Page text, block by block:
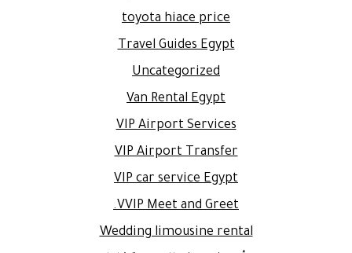
toyota hiace price
Travel Guides Egypt
Uncategorized
Van Rental Egypt
VIP Airport Services
VIP Airport Transfer
VIP car service Egypt
VVIP Meet and Greet.
Wedding limousine rental